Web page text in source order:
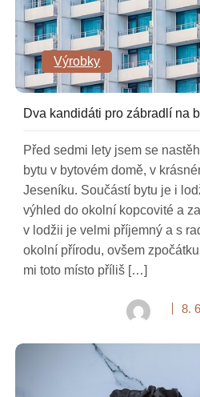
Výrobky
Dva kandidáti pro zábradlí na
Před sedmi lety jsem se
bytu v bytovém domě, v
Jeseníku. Součástí bytu je i
výhled do okolní kopcovité a
v lodžii je velmi příjemný a s
okolní přírodu, ovšem
mi toto místo příliš […]
8.